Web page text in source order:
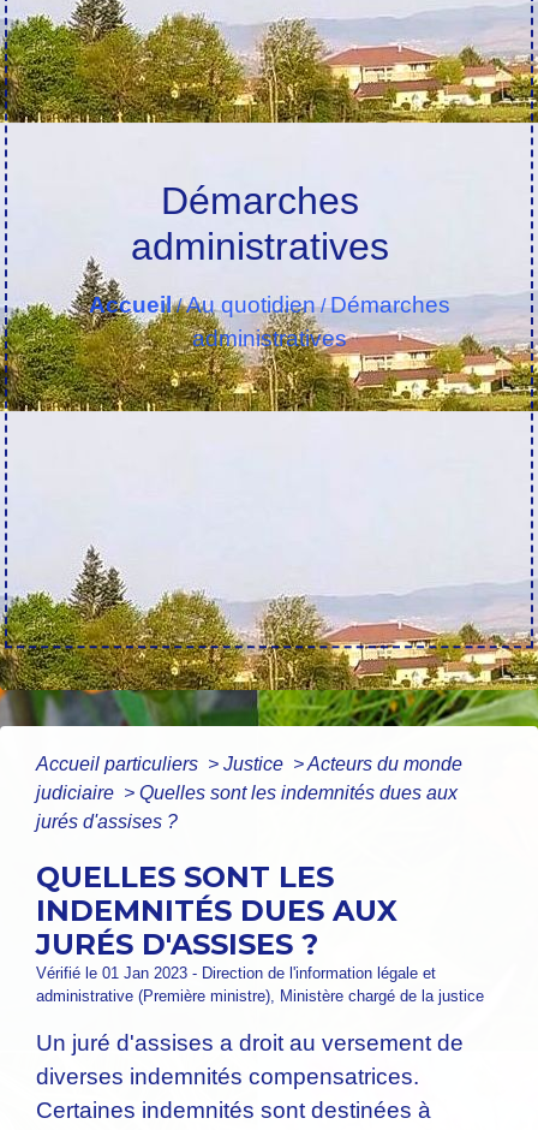
Démarches
administratives
Accueil/Au quotidien/Démarches
administratives
Accueil particuliers > Justice >Acteurs du monde
judiciaire > Quelles sont les indemnités dues aux
jurés d'assises ?
QUELLES SONT LES
INDEMNITÉS DUES AUX
JURÉS D'ASSISES ?
Vérifié le 01 Jan 2023 - Direction de l'information légale et
administrative (Première ministre), Ministère chargé de la justice
Un juré d'assises a droit au versement de
diverses indemnités compensatrices.
Certaines indemnités sont destinées à